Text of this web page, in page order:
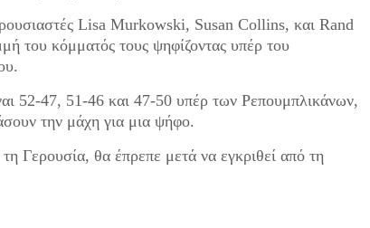
Lisa Murkowski, Susan Collins, και Rand
του κόμματός τους ψηφίζοντας υπέρ του
52-47, 51-46 και 47-50 υπέρ των Ρεπουμπλικάνων,
την μάχη για μια ψήφο.
Γερουσία, θα έπρεπε μετά να εγκριθεί από τη